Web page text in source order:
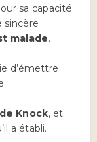
sa capacité
sincère
malade.
d’émettre
Knock, et
a établi.